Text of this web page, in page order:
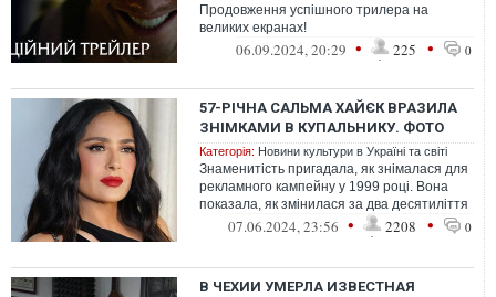
Продовження успішного трилера на
великих екранах!
06.09.2024, 20:29 • 225 • 0
57-РІЧНА САЛЬМА ХАЙЄК ВРАЗИЛА
ЗНІМКАМИ В КУПАЛЬНИКУ. ФОТО
Категорія: Новини культури в Україні та світі
Знаменитість пригадала, як знімалася для
рекламного кампейну у 1999 році. Вона
показала, як змінилася за два десятиліття
07.06.2024, 23:56 • 2208 • 0
В ЧЕХИИ УМЕРЛА ИЗВЕСТНАЯ